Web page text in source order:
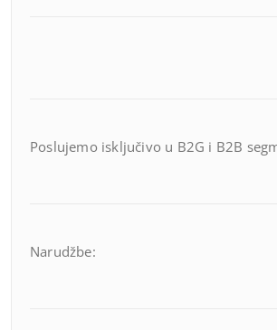
Poslujemo isključivo u B2G i B2B
Narudžbe: